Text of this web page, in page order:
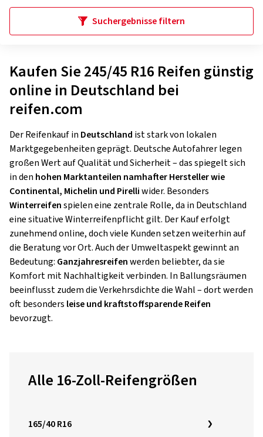
Suchergebnisse filtern
Kaufen Sie 245/45 R16 Reifen günstig
online in Deutschland bei
reifen.com
Der Reifenkauf in Deutschland ist stark von lokalen
Marktgegebenheiten geprägt. Deutsche Autofahrer legen
großen Wert auf Qualität und Sicherheit – das spiegelt sich
in den hohen Marktanteilen namhafter Hersteller wie
Continental, Michelin und Pirelliwider. Besonders
Winterreifenspielen eine zentrale Rolle, da in Deutschland
eine situative Winterreifenpflicht gilt. Der Kauf erfolgt
zunehmend online, doch viele Kunden setzen weiterhin auf
die Beratung vor Ort. Auch der Umweltaspekt gewinnt an
Bedeutung: Ganzjahresreifenwerden beliebter, da sie
Komfort mit Nachhaltigkeit verbinden. In Ballungsräumen
beeinflusst zudem die Verkehrsdichte die Wahl – dort werden
oft besonders leise und kraftstoffsparende Reifen
bevorzugt.
Alle 16-Zoll-Reifengrößen
165/40 R16